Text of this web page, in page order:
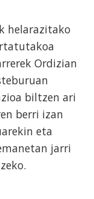
helarazitako
Ordizian
biltzen ari
berri izan
eta
jarri